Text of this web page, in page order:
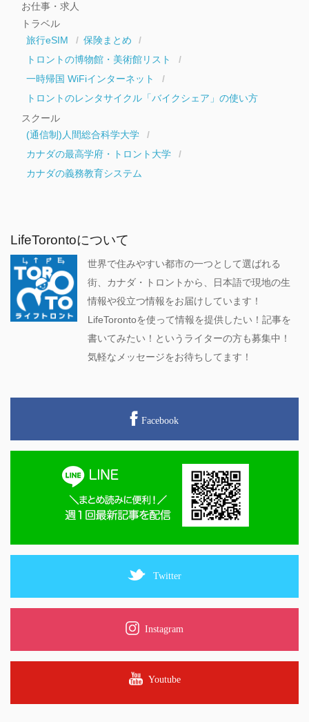
お仕事・求人
トラベル
旅行eSIM
保険まとめ
トロントの博物館・美術館リスト
一時帰国 WiFiインターネット
トロントのレンタサイクル「バイクシェア」の使い方
スクール
(通信制)人間総合科学大学
カナダの最高学府・トロント大学
カナダの義務教育システム
LifeTorontoについて
世界で住みやすい都市の一つとして選ばれる
街、カナダ・トロントから、日本語で現地の生
情報や役立つ情報をお届けしています！
LifeTorontoを使って情報を提供したい！記事を
書いてみたい！というライターの方も募集中！
気軽なメッセージをお待ちしてます！
Facebook
Twitter
Instagram
Youtube